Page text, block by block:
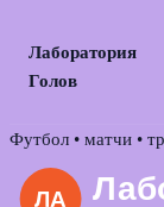
Лаборатория
Голов
Skip
content
Футбол • матчи •